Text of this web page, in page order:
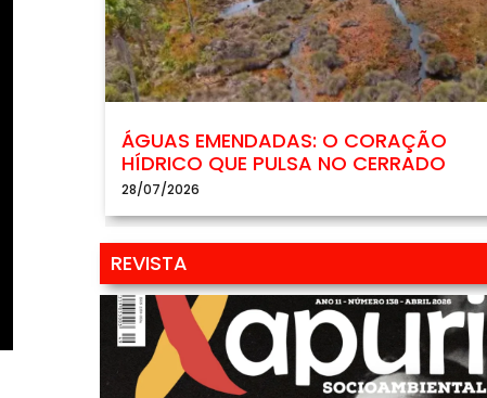
ÁGUAS EMENDADAS: O CORAÇÃO
HÍDRICO QUE PULSA NO CERRADO
28/07/2026
REVISTA